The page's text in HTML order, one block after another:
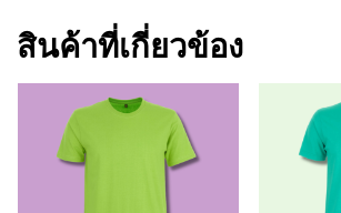
สินค้าที่เกี่ยวข้อง